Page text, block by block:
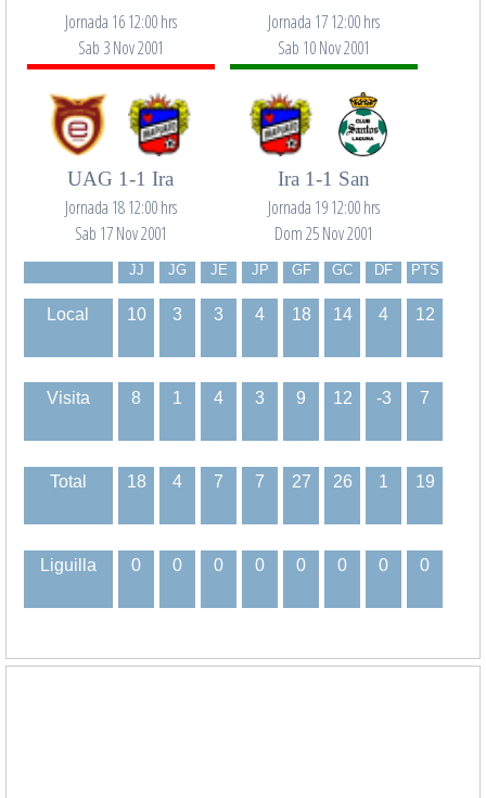
Jornada 16 12:00 hrs
Sab 3 Nov 2001
Jornada 17 12:00 hrs
Sab 10 Nov 2001
UAG 1-1 Ira
Jornada 18 12:00 hrs
Sab 17 Nov 2001
Ira 1-1 San
Jornada 19 12:00 hrs
Dom 25 Nov 2001
JJ JG JE JP GF GC DF PTS
Local 10 3 3 4 18 14 4 12
Visita 8 1 4 3 9 12 -3 7
Total 18 4 7 7 27 26 1 19
Liguilla 0 0 0 0 0 0 0 0